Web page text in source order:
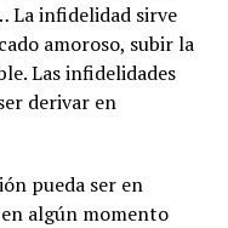
La infidelidad sirve
amoroso, subir la
Las infidelidades
derivar en
pueda ser en
algún momento